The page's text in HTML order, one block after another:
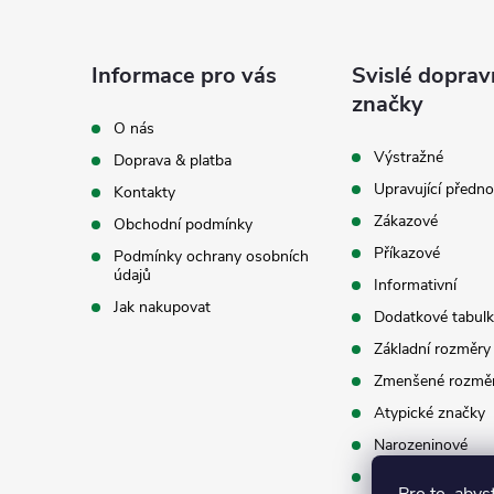
Informace pro vás
O nás
Doprava & platba
Kontakty
Obchodní podmínky
Podmínky ochrany osobních
údajů
Jak nakupovat
Svislé
značky
Výstražné
Upravující
Zákazové
Příkazové
Informativní
Dodatkové
Základní rozměry
Zmenšené
Atypické značky
Narozeninové